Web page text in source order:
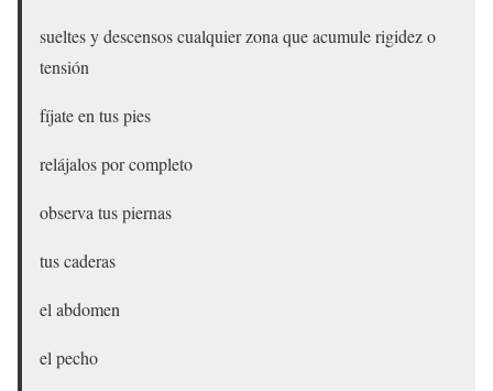
sueltes y descensos cualquier zona que acumule rigidez o
tensión
fíjate en tus pies
relájalos por completo
observa tus piernas
tus caderas
el abdomen
el pecho